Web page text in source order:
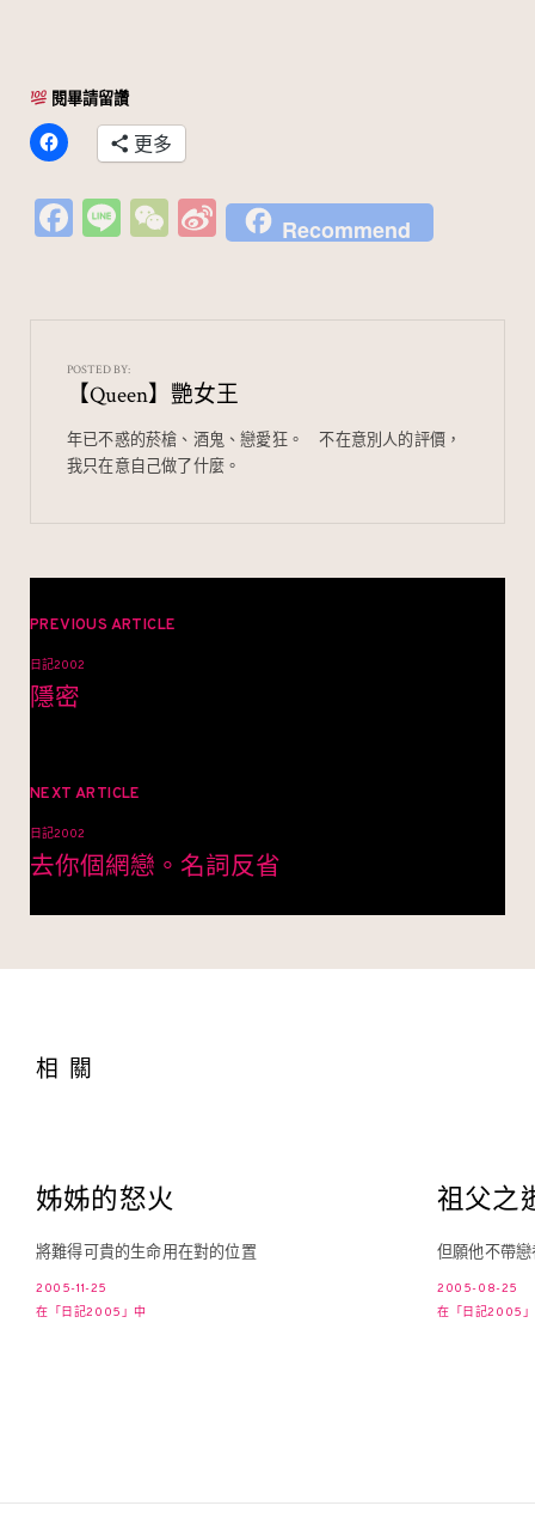
閱畢請留讚
更多
Fa
o
o
k
Li
W
at
Si
n
ei
b
o
Recommend
POSTED BY:
【Queen】艷女王
年已不惑的菸槍、酒鬼、戀愛狂。⠀ 不在意別人的評價，
我只在意自己做了什麼。
章
導
PREVIOUS ARTICLE
日記2002
隱密
NEXT ARTICLE
日記2002
去你個網戀。名詞反省
相關
姊姊的怒火
將難得可貴的生命用在對的位置
2005-11-25
在「日記2005」中
祖父之
但願他不帶
2005-08-25
在「日記2005